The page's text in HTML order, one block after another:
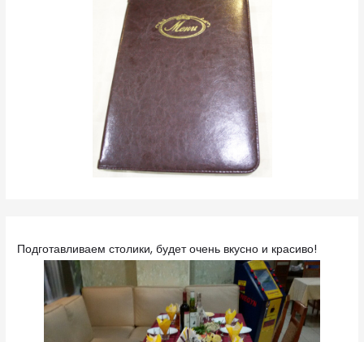
Подготавливаем столики, будет очень вкусно и красиво!